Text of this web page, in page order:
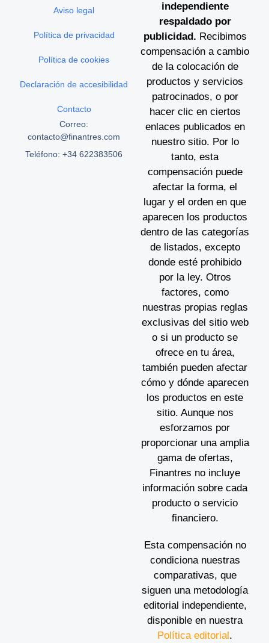
independiente
respaldado por
publicidad. Recibimos
compensación a cambio
de la colocación de
productos y servicios
patrocinados, o por
hacer clic en ciertos
enlaces publicados en
nuestro sitio. Por lo
tanto, esta
compensación puede
afectar la forma, el
lugar y el orden en que
aparecen los productos
dentro de las categorías
de listados, excepto
donde esté prohibido
por la ley. Otros
factores, como
nuestras propias reglas
exclusivas del sitio web
o si un producto se
ofrece en tu área,
también pueden afectar
cómo y dónde aparecen
los productos en este
sitio. Aunque nos
esforzamos por
proporcionar una amplia
gama de ofertas,
Finantres no incluye
información sobre cada
producto o servicio
financiero.
Esta compensación no
condiciona nuestras
comparativas, que
siguen una metodología
editorial independiente,
disponible en nuestra
Política editorial.
Aviso legal
Política de privacidad
Política de cookies
Declaración de accesibilidad
Contacto
Correo:
contacto@finantres.com
Teléfono: +34 622383506